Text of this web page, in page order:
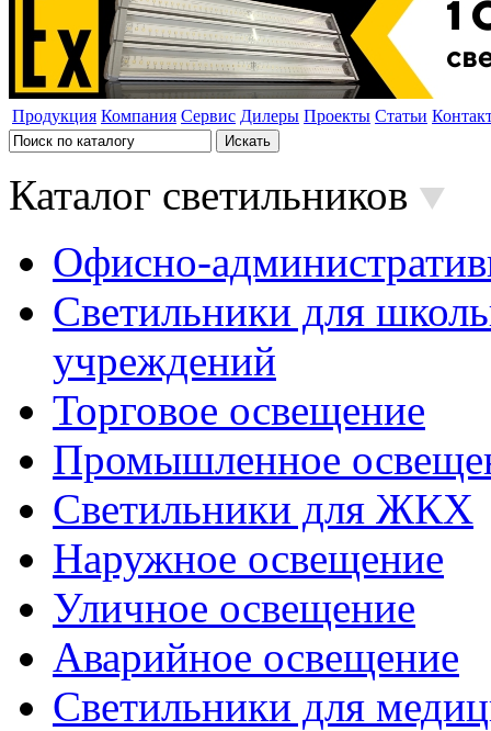
Продукция Компания Сервис Дилеры Проекты Статьи
Каталог светильников
Офисно-
Светильники для
учреждений
Торговое освещение
Промышленное
Светильники для ЖКХ
Наружное освещение
Уличное освещение
Аварийное освещение
Светильники для